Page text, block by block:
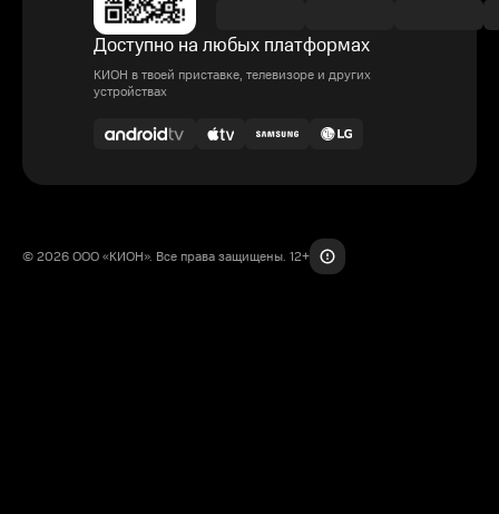
Доступно на любых платформах
КИОН в твоей приставке, телевизоре и других
устройствах
© 2026 ООО «КИОН». Все права защищены. 12+